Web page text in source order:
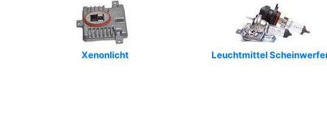
Xenonlicht Leuchtmittel